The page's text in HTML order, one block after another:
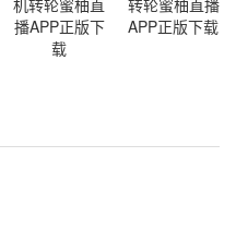
播APP正版下
载
APP正版下载